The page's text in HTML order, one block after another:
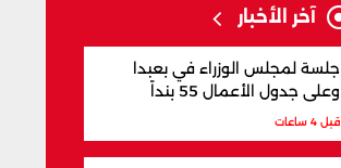
آخر الأخبار
جلسة لمجلس الوزراء في بعبدا
وعلى جدول الأعمال 55 بنداً
قبل 4 ساعات